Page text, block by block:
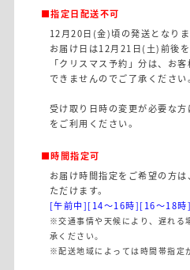
■指定日配送不可
12月20日(金)頃の発送となりま
お届け日は12月21日(土)前後を
「クリスマス予約」分は、お
できませんのでご了承ください
受け取り日時の変更が必要な方
をご利用ください。
■時間指定可
お届け時間指定をご希望の方
ただけます。
[午前中][14〜16時][16〜18
※交通事情や天候により、遅れる
承ください。
※配送地域によっては時間帯指定